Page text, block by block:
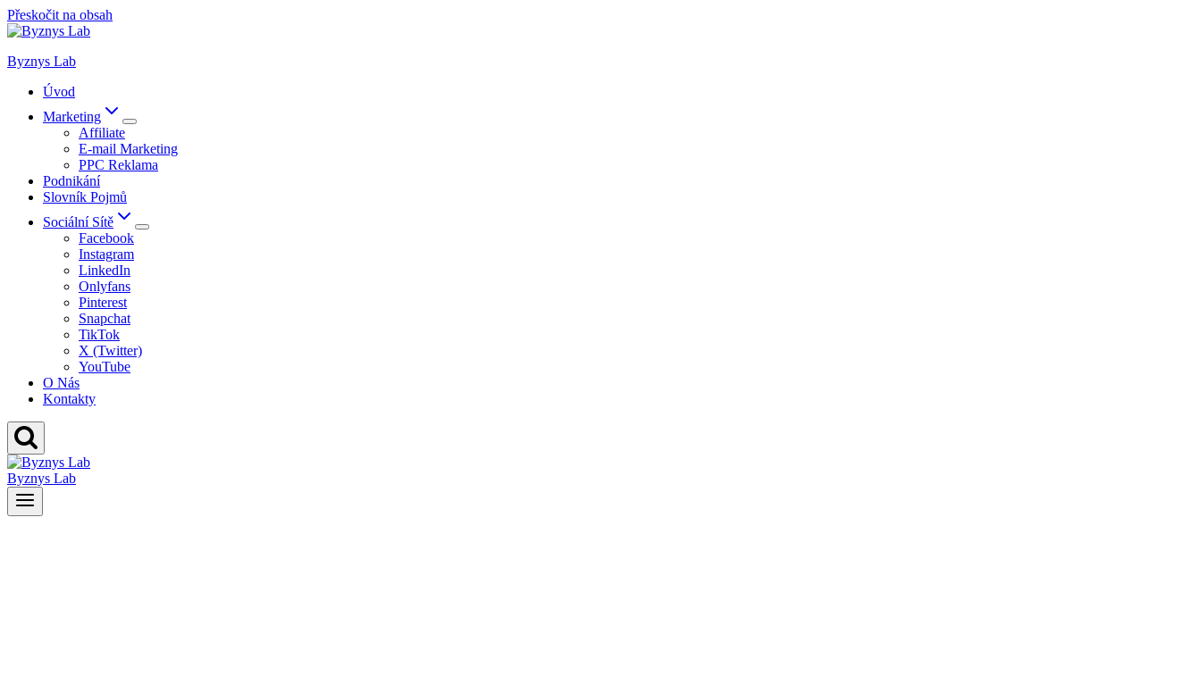
Přeskočit na obsah
Byznys Lab
Úvod
Marketing
Affiliate
E-mail Marketing
PPC Reklama
Podnikání
Slovník Pojmů
Sociální Sítě
Facebook
Instagram
LinkedIn
Onlyfans
Pinterest
Snapchat
TikTok
X (Twitter)
YouTube
O Nás
Kontakty
Byznys Lab